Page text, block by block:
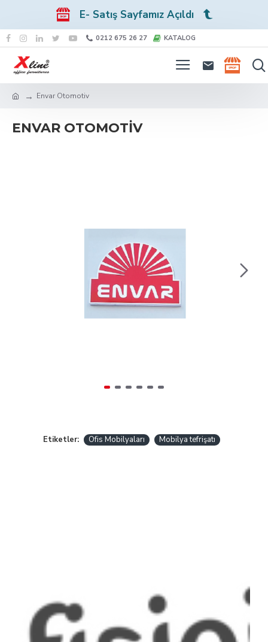
E- Satış Sayfamız Açıldı
0212 675 26 27 KATALOG
Envar Otomotiv
ENVAR OTOMOTIV
Etiketler: Ofis Mobilyaları Mobilya tefrişatı